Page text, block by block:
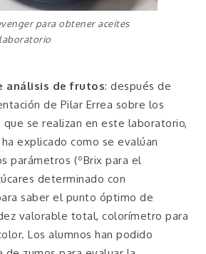
para obtener aceites
análisis de frutos: después de
de Pilar Errea sobre los
se realizan en este laboratorio,
explicado como se evalúan
parámetros (ºBrix para el
determinado con
saber el punto óptimo de
valorable total, colorímetro para
Los alumnos han podido